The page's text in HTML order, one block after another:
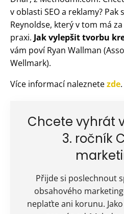
v oblasti SEO a reklamy?
Reynoldse, který v tom má
praxi. Jak vylepšit tvorbu
vám poví Ryan Wallman
Wellmark).
Více informací naleznetezde.
Chcete vyhrát
3. ročník
Přijde si poslechnout
obsahového
neplaťte ani korunu.